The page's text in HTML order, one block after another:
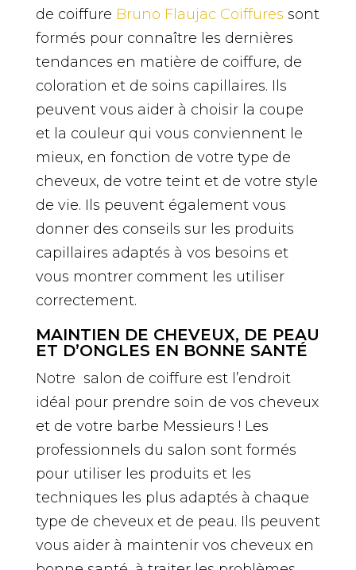
de coiffure Bruno Flaujac Coiffures sont
formés pour connaître les dernières
tendances en matière de coiffure, de
coloration et de soins capillaires. Ils
peuvent vous aider à choisir la coupe
et la couleur qui vous conviennent le
mieux, en fonction de votre type de
cheveux, de votre teint et de votre style
de vie. Ils peuvent également vous
donner des conseils sur les produits
capillaires adaptés à vos besoins et
vous montrer comment les utiliser
correctement.
MAINTIEN DE CHEVEUX, DE PEAU
ET D’ONGLES EN BONNE SANTÉ
Notre salon de coiffure est l’endroit
idéal pour prendre soin de vos cheveux
et de votre barbe Messieurs ! Les
professionnels du salon sont formés
pour utiliser les produits et les
techniques les plus adaptés à chaque
type de cheveux et de peau. Ils peuvent
vous aider à maintenir vos cheveux en